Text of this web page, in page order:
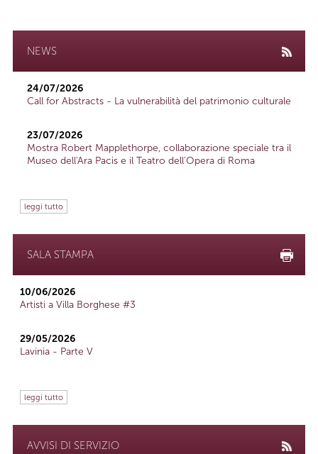
NEWS
24/07/2026
Call for Abstracts - La vulnerabilità del patrimonio culturale
23/07/2026
Mostra Robert Mapplethorpe, collaborazione speciale tra il
Museo dell'Ara Pacis e il Teatro dell'Opera di Roma
leggi tutto
SALA STAMPA
10/06/2026
Artisti a Villa Borghese #3
29/05/2026
Lavinia - Parte V
leggi tutto
AVVISI DI SERVIZIO